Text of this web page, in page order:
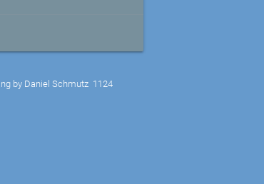
by Daniel Schmutz 1124